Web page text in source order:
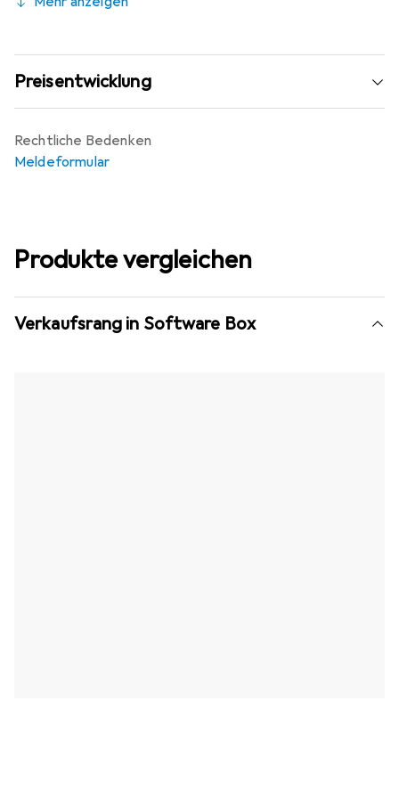
Preisentwicklung
Rechtliche Bedenken
Meldeformular
Produkte vergleichen
Verkaufsrang in Software Box